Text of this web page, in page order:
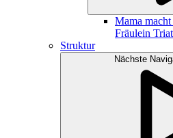
Mama
Fräulein
Struktur
Nächste